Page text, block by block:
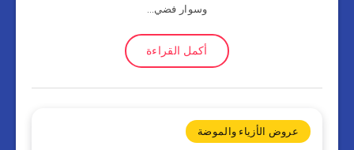
وسوار فضي…
أكمل القراءة
عروض الأزياء والموضة